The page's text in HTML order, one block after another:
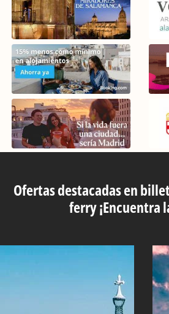
Ofertas destacadas en
ferry ¡Encuentra